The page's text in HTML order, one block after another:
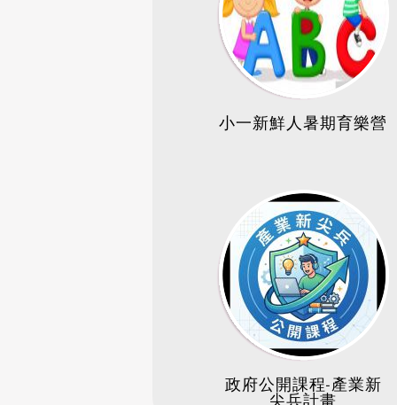
小一新鮮人暑期育樂營
政府公開課程-產業新
尖兵計畫